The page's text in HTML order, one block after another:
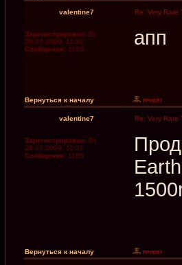
valentine7 Re: Very Rare
Зарегистрирован: Вт
28.07.2009, 11:31
Сообщения: 1185
апп
Вернуться к началу
valentine7 Re: Very Rare
Зарегистрирован: Вт
28.07.2009, 11:31
Сообщения: 1185
Вернуться к началу